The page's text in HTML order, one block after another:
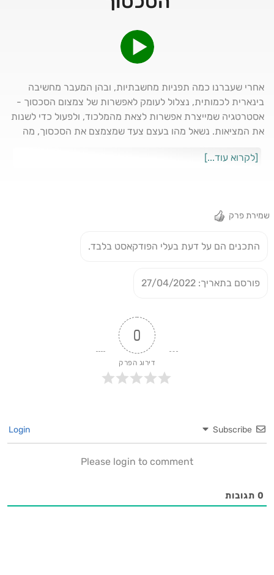
אחרי שעברנו כמה תפניות מחשבתיות, ובהן המעבר מחשיבה
בינארית לכמותית, נצלול לעומק לאפשרות של צמצום הסכסוך -
אסטרטגיה שמייצרת אפשרות לצאת מהמלכוד, ולפעול כדי לשנות
את המציאות. נשאל מהו בעצם צעד שמצמצם את הסכסוך, מה
מאחורי ההתנגדויות לאסטרטגיה הזו.
[לקרוא עוד...]
שמירת פרק
התכנים הם על דעת בעלי הפודקאסט בלבד.
פורסם בתאריך: 27/04/2022
0
דירוג הפרק
Subscribe
Please login to comment
0 תגובות